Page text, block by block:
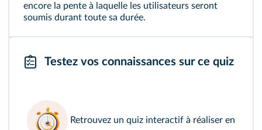
encore la pente à laquelle les utilisateurs seront
soumis durant toute sa durée.
Testez vos connaissances sur ce quiz
Retrouvez un quiz interactif à réaliser en